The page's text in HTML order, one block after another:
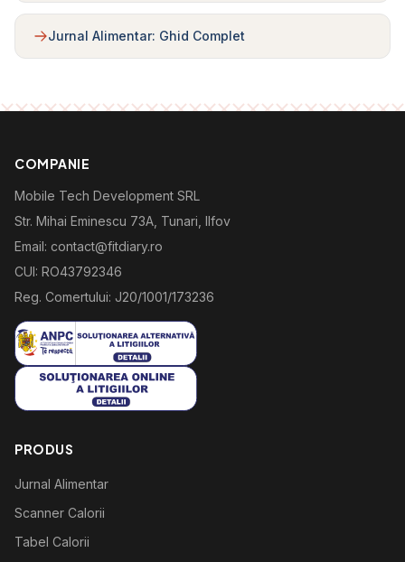
Jurnal Alimentar: Ghid Complet
COMPANIE
Mobile Tech Development SRL
Str. Mihai Eminescu 73A, Tunari, Ilfov
Email: contact@fitdiary.ro
CUI: RO43792346
Reg. Comertului: J20/1001/173236
PRODUS
Jurnal Alimentar
Scanner Calorii
Tabel Calorii